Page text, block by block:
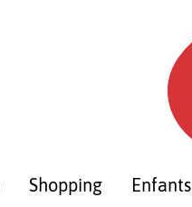
Shopping Enfants